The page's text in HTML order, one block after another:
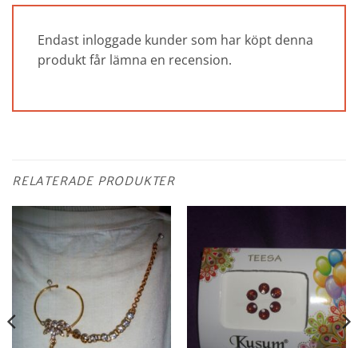
Endast inloggade kunder som har köpt denna
produkt får lämna en recension.
RELATERADE PRODUKTER